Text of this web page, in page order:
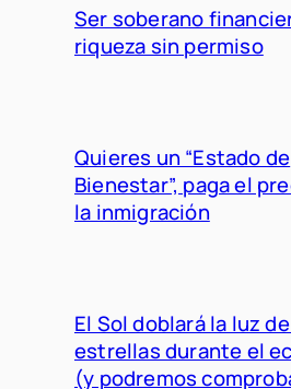
Ser soberano
riqueza sin permiso
Quieres un “Estado de
Bienestar”, paga el
la inmigración
El Sol doblará la luz
estrellas durante el
(y podremos